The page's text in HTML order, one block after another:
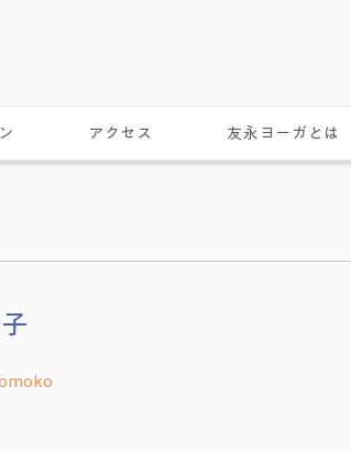
アクセス 友永ヨーガとは